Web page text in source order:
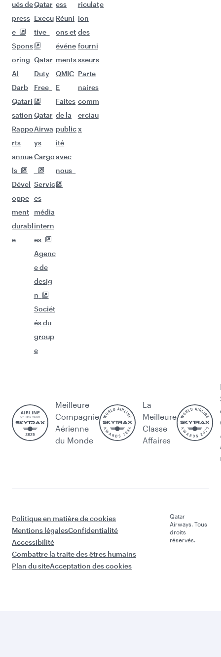
ués de
press
e
Spons
oring
Al
Darb
Qatari
sation
Rappo
rts
annue
ls
Dével
oppe
ment
durabl
e
Qatar
Execu
tive
Qatar
Duty
Free
Qatar
Airwa
ys
Cargo
Servic
es
média
intern
es
Agenc
e de
desig
n
Sociét
és du
group
e
ess
Réuni
ons et
événe
ments
QMIC
E
Faites
de la
public
ité
avec
nous
riculat
ion
des
fourni
sseurs
Parte
naires
comm
erciau
x
e
Meilleure
Compagnie
Aérienne
du Monde
La
Meilleure
Classe
Affaires
Politique en matière de cookies
Mentions légalesConfidentialité
Accessibilité
Combattre la traite des êtres humains
Plan du siteAcceptation des cookies
Qatar
Airways. Tous
droits
réservés.